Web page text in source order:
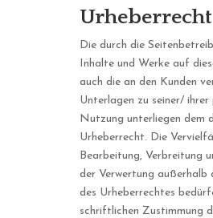
Urheberrecht
Die durch die
Inhalte und Werke auf
auch die an den Kunden
Unterlagen zu seiner/ ihrer
Nutzung unterliegen dem
Urheberrecht. Die
Bearbeitung, Verbreitung
der Verwertung außerhalb
des Urheberrechtes
schriftlichen Zustimmung